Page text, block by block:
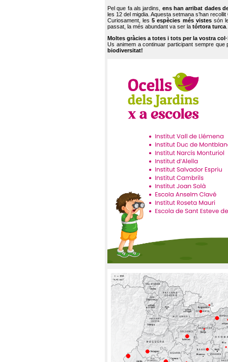
Pel que fa als jardins, ens han arribat dades
les 12 del migdia. Aquesta setmana s’han recollit
Curiosament, les5 espècies més vistessón
passat, la més abundant va ser la tórtora turca
Moltes gràcies a totes i tots per la vostra
Us animem a continuar participant sempre que
biodiversitat!